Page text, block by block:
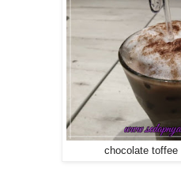
chocolate toffee